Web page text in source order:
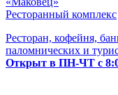
Ресторанный комплекс
Ресторан, кофейня,
паломнических и
Открыт в ПН-ЧТ с